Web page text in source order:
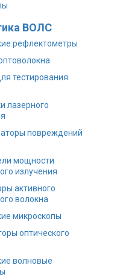
ВОЛС
рефлектометры
тестирования
лазерного
повреждений
мощности
излучения
активного
волокна
микроскопы
оптического
волновые